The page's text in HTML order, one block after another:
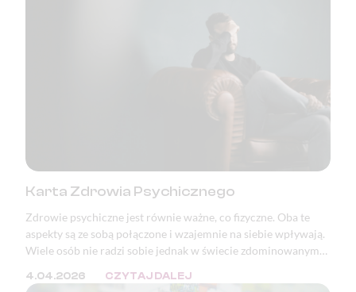
Karta Zdrowia Psychicznego
Zdrowie psychiczne jest równie ważne, co fizyczne. Oba te
aspekty są ze sobą połączone i wzajemnie na siebie wpływają.
Wiele osób nie radzi sobie jednak w świecie zdominowanym
tym w Polsce, zaburzenia psychiczne znajdują się w ścisłej
4.04.2026 CZYTAJ DALEJ